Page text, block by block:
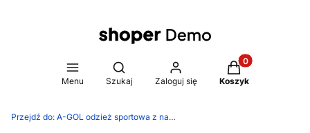
Menu
Otwórz wyszukiwarkę
Szukaj Zaloguj się
Produkty w
Koszyk
Przejdź do: A-GOL odzież sportowa z nadrukiem